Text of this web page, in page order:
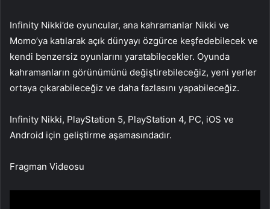
Infinity Nikki’de oyuncular, ana kahramanlar Nikki ve
Momo’ya katılarak açık dünyayı özgürce keşfedebilecek ve
kendi benzersiz oyunlarını yaratabilecekler. Oyunda
kahramanların görünümünü değiştirebileceğiz, yeni yerler
ortaya çıkarabileceğiz ve daha fazlasını yapabileceğiz.
Infinity Nikki, PlayStation 5, PlayStation 4, PC, iOS ve
Android için geliştirme aşamasındadır.
Fragman Videosu